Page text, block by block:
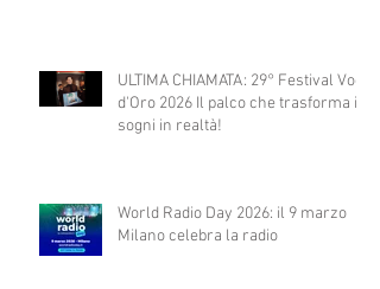
ULTIMA CHIAMATA: 29° Festival Voci
d'Oro 2026 Il palco che trasforma i
sogni in realtà!
World Radio Day 2026: il 9 marzo
Milano celebra la radio